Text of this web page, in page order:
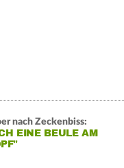
nach Zeckenbiss:
EINE BEULE AM